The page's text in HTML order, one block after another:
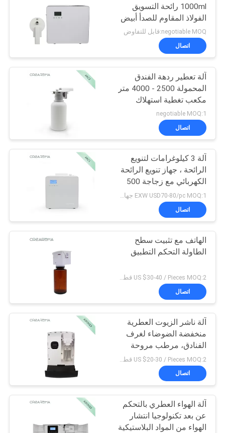
أخبار
اطلب
اقتباس
خريطة
الموقع
سياسة
الخصوصية
نظام توصيل الرائحة
49
ناشر رائحة التكييف
40
الناشر رائحة البطارية
26
ناشر رائحة مساحة
كبيرة
26
1000ml رائحة التسويق
الفولاذ المقاوم للصدأ أبيض
negotiable MOQ:قابل للتفاوض
اتصال
آلة تعطير ردهة الفندق
المحمولة 2500 - 4000 متر
مكعب تغطية استهلاك
منخفض للزيت
negotiable MOQ:1
اتصال
آلة 3 كيلوغرامات لتنويع
الرائحة ، جهاز تنويع الرائحة
الكهربائي مع زجاجة 500
مل
اتصال
الهاتف مع تثبيت سطح
الطاولة التحكم التطبيق
اتصال
آلة ناشر الزيوت العطرية
منخفضة الضوضاء لغرف
الفنادق، مرطب مروحة
بالرذاذ البارد
اتصال
آلة الهواء العطري بالتحكم
عن بعد تكنولوجيا انتشار
الهواء من المواد البلاستيكية